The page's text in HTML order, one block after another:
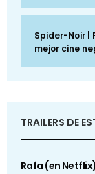
Spider-Noir |
mejor cine
TRAILERS DE
Rafa (en Netflix)